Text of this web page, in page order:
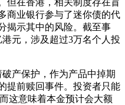
商业银行参与了迷你债的代
揭示其中的风险。截至事
元，涉及超过3万名个人投
产保护，作为产品中掉期
提前赎回事件。投资者只能
这意味着本金预计会大额